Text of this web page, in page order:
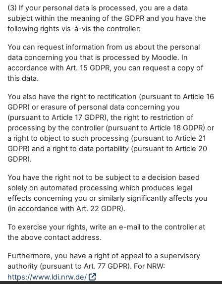
(3) If your personal data is processed, you are a data
subject within the meaning of the GDPR and you have the
following rights vis-à-vis the controller:
You can request information from us about the personal
data concerning you that is processed by Moodle. In
accordance with Art. 15 GDPR, you can request a copy of
this data.
You also have the right to rectification (pursuant to Article 16
GDPR) or erasure of personal data concerning you
(pursuant to Article 17 GDPR), the right to restriction of
processing by the controller (pursuant to Article 18 GDPR) or
a right to object to such processing (pursuant to Article 21
GDPR) and a right to data portability (pursuant to Article 20
GDPR).
You have the right not to be subject to a decision based
solely on automated processing which produces legal
effects concerning you or similarly significantly affects you
(in accordance with Art. 22 GDPR).
To exercise your rights, write an e-mail to the controller at
the above contact address.
Furthermore, you have a right of appeal to a supervisory
authority (pursuant to Art. 77 GDPR). For NRW:
https://www.ldi.nrw.de/